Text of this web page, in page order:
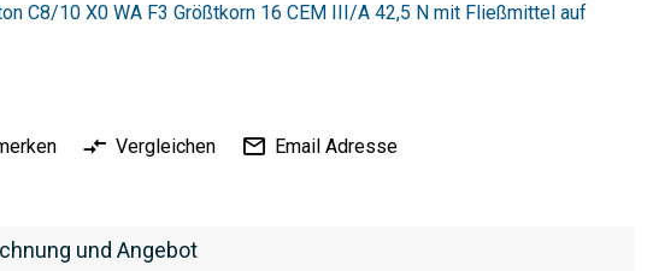
und Angebot
C8/10 X0 WA F3 Größtkorn 16 CEM III/A 42,5 N mit Fließmittel auf
Vergleichen Email Adresse